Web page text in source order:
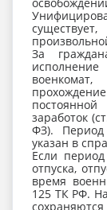
За
военкомат,
заработок
ФЗ).
указан в
Если
отпуска,
время
125 ТК РФ.